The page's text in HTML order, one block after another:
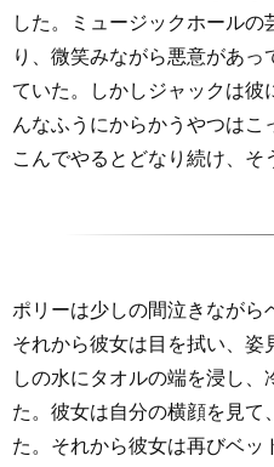
した。ミュージックホール
り、微笑みながら悪意があ
ていた。しかしジャックは彼
んなふうにからかうやつはこ
こんでやるとどなり続け、そ
ポリーは少しの間泣きながら
それから彼女は目を拭い、
しの水にタオルの端を浸し
た。彼女は自分の横顔を見て
た。それから彼女は再びベッ